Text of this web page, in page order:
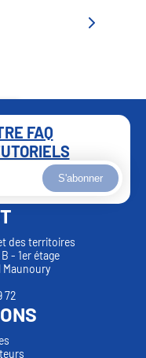
FAQ
S'abonner
des territoires
- 1er étage
Maunoury
72